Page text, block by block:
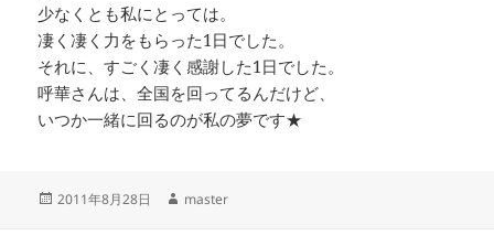
少なくとも私にとっては。
凄く凄く力をもらった1日でした。
それに、すごく凄く感謝した1日でした。
呼華さんは、全国を回ってるんだけど、
いつか一緒に回るのが私の夢です★
投
2011年8月28日
作
master